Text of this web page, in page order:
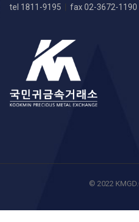
tel 1811-9195 | fax 02-3672-1190
© 2022